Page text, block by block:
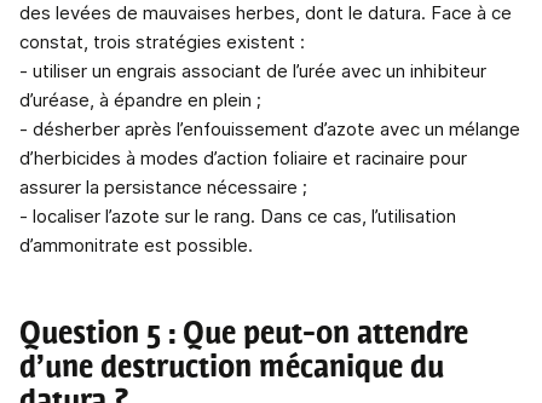
des levées de mauvaises herbes, dont le datura. Face à ce
constat, trois stratégies existent :
- utiliser un engrais associant de l’urée avec un inhibiteur
d’uréase, à épandre en plein ;
- désherber après l’enfouissement d’azote avec un mélange
d’herbicides à modes d’action foliaire et racinaire pour
assurer la persistance nécessaire ;
- localiser l’azote sur le rang. Dans ce cas, l’utilisation
d’ammonitrate est possible.
Question 5 : Que peut-on attendre
d’une destruction mécanique du